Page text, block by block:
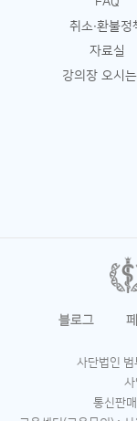
취소∙환불정
자료실
강의장 오시
블로그
사단법인 범
통신판